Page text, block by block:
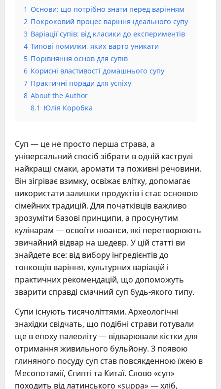
1 Основи: що потрібно знати перед варінням
2 Покроковий процес варіння ідеального супу
3 Варіації супів: від класики до експериментів
4 Типові помилки, яких варто уникати
5 Порівняння основ для супів
6 Корисні властивості домашнього супу
7 Практичні поради для успіху
8 About the Author
8.1 Юлія Коробка
Суп — це не просто перша страва, а
універсальний спосіб зібрати в одній каструлі
найкращі смаки, аромати та поживні речовини.
Він зігріває взимку, освіжає влітку, допомагає
використати залишки продуктів і стає основою
сімейних традицій. Для початківців важливо
зрозуміти базові принципи, а просунутим
кулінарам — освоїти нюанси, які перетворюють
звичайний відвар на шедевр. У цій статті ви
знайдете все: від вибору інгредієнтів до
тонкощів варіння, культурних варіацій і
практичних рекомендацій, що допоможуть
зварити справді смачний суп будь-якого типу.
Супи існують тисячоліттями. Археологічні
знахідки свідчать, що подібні страви готували
ще в епоху палеоліту — відварювали кістки для
отримання живильного бульйону. З появою
глиняного посуду суп став повсякденною їжею в
Месопотамії, Єгипті та Китаї. Слово «суп»
походить від латинського «suppa» — хліб,